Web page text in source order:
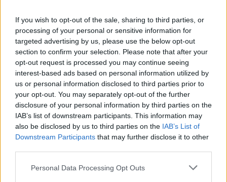
If you wish to opt-out of the sale, sharing to third parties, or
processing of your personal or sensitive information for
targeted advertising by us, please use the below opt-out
section to confirm your selection. Please note that after your
opt-out request is processed you may continue seeing
interest-based ads based on personal information utilized by
us or personal information disclosed to third parties prior to
your opt-out. You may separately opt-out of the further
disclosure of your personal information by third parties on the
IAB’s list of downstream participants. This information may
also be disclosed by us to third parties on the IAB’s List of
Downstream Participants that may further disclose it to other
Please note that this website/app uses one or more Google
Personal Data Processing Opt Outs
Coca-Cola HBC: Άνοδος
11,4% στα καθαρά κέρδη
του α΄ εξαμήνου – Στα 524,4
εκατ. ευρώ
Cenergy Holdings: Άνοδος
45% στα καθαρά κέρδη του
α΄ εξαμήνου, στα 138 εκατ.
ευρώ
Η συμφωνία Arval-Athlon αναδιαμορφώνει την αγορά leasing